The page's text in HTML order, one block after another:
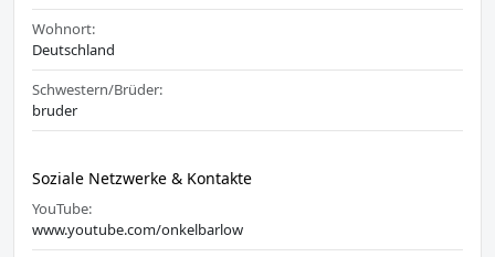
Wohnort:
Deutschland
Schwestern/Brüder:
bruder
Soziale Netzwerke & Kontakte
YouTube:
www.youtube.com/onkelbarlow